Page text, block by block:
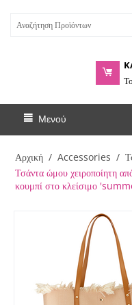
Μενού
Αρχική / Accessories /
Τσάντα ώμου χειροποίητη
κουμπί στο κλείσιμο